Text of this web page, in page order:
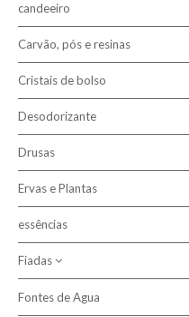
candeeiro
Carvão, pós e resinas
Cristais de bolso
Desodorizante
Drusas
Ervas e Plantas
essências
Fiadas
6mm
Fontes de Agua